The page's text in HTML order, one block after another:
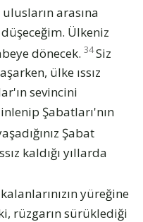
arasına
düşeceğim. Ülkeniz
dönecek. 34Siz
ülke ıssız
sevincini
Şabatları'nın
Şabat
kaldığı yıllarda
yüreğine
rüzgarın sürüklediği